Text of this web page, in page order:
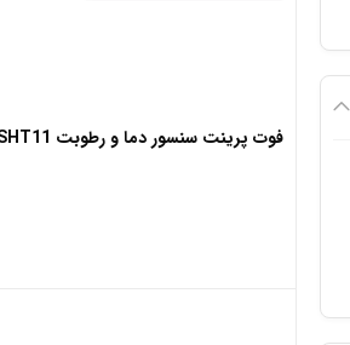
فوت پرینت سنسور دما و رطوبت SHT11